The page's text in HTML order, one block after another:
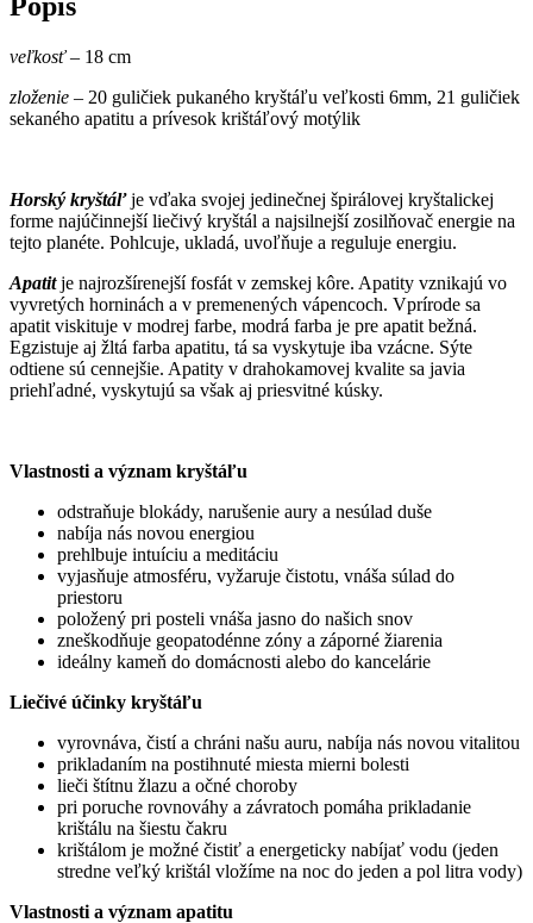
veľkosť – 18 cm
zloženie – 20 guličiek pukaného kryštáľu veľkosti 6mm, 21 guličiek
sekaného apatitu a prívesok krištáľový motýlik
Horský kryštáľje vďaka svojej jedinečnej špirálovej kryštalickej
forme najúčinnejší liečivý kryštál a najsilnejší zosilňovač energie na
tejto planéte. Pohlcuje, ukladá, uvoľňuje a reguluje energiu.
Apatitje najrozšírenejší fosfát v zemskej kôre. Apatity vznikajú vo
vyvretých horninách a v premenených vápencoch. Vprírode sa
apatit viskituje v modrej farbe, modrá farba je pre apatit bežná.
Egzistuje aj žltá farba apatitu, tá sa vyskytuje iba vzácne. Sýte
odtiene sú cennejšie. Apatity v drahokamovej kvalite sa javia
priehľadné, vyskytujú sa však aj priesvitné kúsky.
Vlastnosti a význam kryštáľu
odstraňuje blokády, narušenie aury a nesúlad duše
nabíja nás novou energiou
prehlbuje intuíciu a meditáciu
vyjasňuje atmosféru, vyžaruje čistotu, vnáša súlad do
priestoru
položený pri posteli vnáša jasno do našich snov
zneškodňuje geopatodénne zóny a záporné žiarenia
ideálny kameň do domácnosti alebo do kancelárie
Liečivé účinky kryštáľu
vyrovnáva, čistí a chráni našu auru, nabíja nás novou vitalitou
prikladaním na postihnuté miesta mierni bolesti
lieči štítnu žlazu a očné choroby
pri poruche rovnováhy a závratoch pomáha prikladanie
krištálu na šiestu čakru
krištálom je možné čistiť a energeticky nabíjať vodu (jeden
stredne veľký krištál vložíme na noc do jeden a pol litra vody)
Vlastnosti a význam apatitu